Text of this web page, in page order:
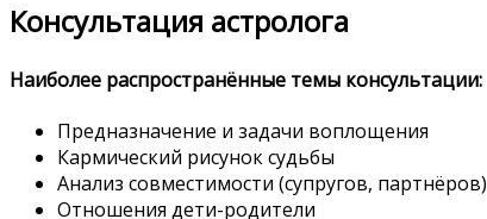
Консультация астролога
Наиболее распространённые темы консультации:
Предназначение и задачи воплощения
Кармический рисунок судьбы
Анализ совместимости (супругов, партнёров)
Отношения дети-родители